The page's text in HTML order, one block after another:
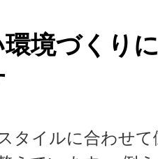
境づくり
タイルに合わせ